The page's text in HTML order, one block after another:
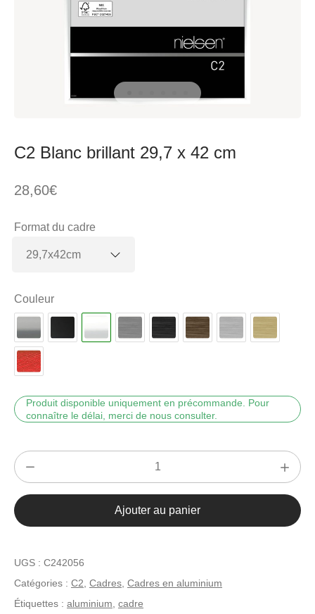
C2 Blanc brillant 29,7 x 42 cm
28,60€
Format du cadre
Couleur
Produit disponible uniquement en précommande. Pour
connaître le délai, merci de nous consulter.
quantité
de
C2
Blanc
29,7
x
42
Ajouter au panier
UGS : C242056
Catégories : C2, Cadres, Cadres en aluminium
Étiquettes : aluminium, cadre